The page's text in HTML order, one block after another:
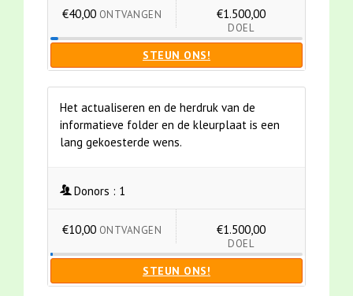
€40,00 ONTVANGEN €1.500,00
DOEL
STEUN ONS!
Het actualiseren en de herdruk van de
informatieve folder en de kleurplaat is een
lang gekoesterde wens.
Donors : 1
€10,00 ONTVANGEN €1.500,00
DOEL
STEUN ONS!